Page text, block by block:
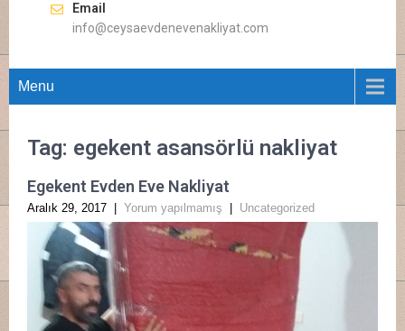
Email
info@ceysaevdenevenakliyat.com
Menu
Tag: egekent asansörlü nakliyat
Egekent Evden Eve Nakliyat
Aralık 29, 2017 Yorum yapılmamış Uncategorized